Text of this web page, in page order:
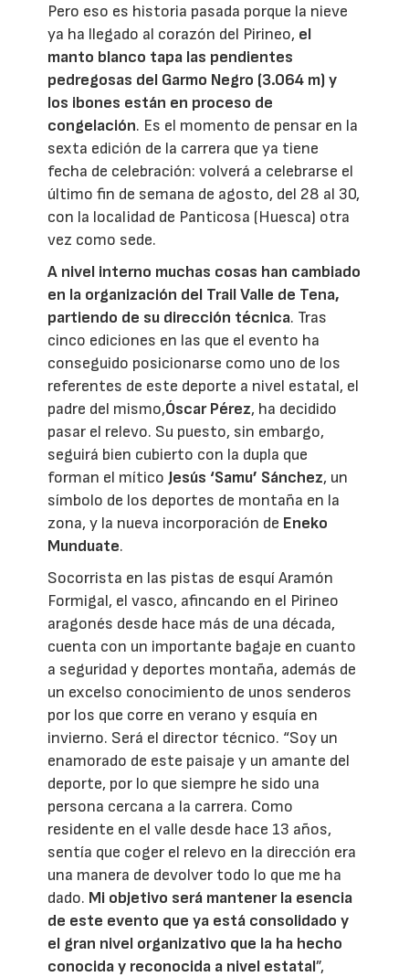
Pero eso es historia pasada porque la nieve
ya ha llegado al corazón del Pirineo, el
manto blanco tapa las pendientes
pedregosas del Garmo Negro (3.064 m) y
los ibones están en proceso de
congelación. Es el momento de pensar en la
sexta edición de la carrera que ya tiene
fecha de celebración: volverá a celebrarse el
último fin de semana de agosto, del 28 al 30,
con la localidad de Panticosa (Huesca) otra
vez como sede.
A nivel interno muchas cosas han cambiado
en la organización del Trail Valle de Tena,
partiendo de su dirección técnica. Tras
cinco ediciones en las que el evento ha
conseguido posicionarse como uno de los
referentes de este deporte a nivel estatal, el
padre del mismo,Óscar Pérez, ha decidido
pasar el relevo. Su puesto, sin embargo,
seguirá bien cubierto con la dupla que
forman el mítico Jesús ‘Samu’ Sánchez, un
símbolo de los deportes de montaña en la
zona, y la nueva incorporación de Eneko
Munduate.
Socorrista en las pistas de esquí Aramón
Formigal, el vasco, afincando en el Pirineo
aragonés desde hace más de una década,
cuenta con un importante bagaje en cuanto
a seguridad y deportes montaña, además de
un excelso conocimiento de unos senderos
por los que corre en verano y esquía en
invierno. Será el director técnico. “Soy un
enamorado de este paisaje y un amante del
deporte, por lo que siempre he sido una
persona cercana a la carrera. Como
residente en el valle desde hace 13 años,
sentía que coger el relevo en la dirección era
una manera de devolver todo lo que me ha
dado. Mi objetivo será mantener la esencia
de este evento que ya está consolidado y
el gran nivel organizativo que la ha hecho
conocida y reconocida a nivel estatal”,